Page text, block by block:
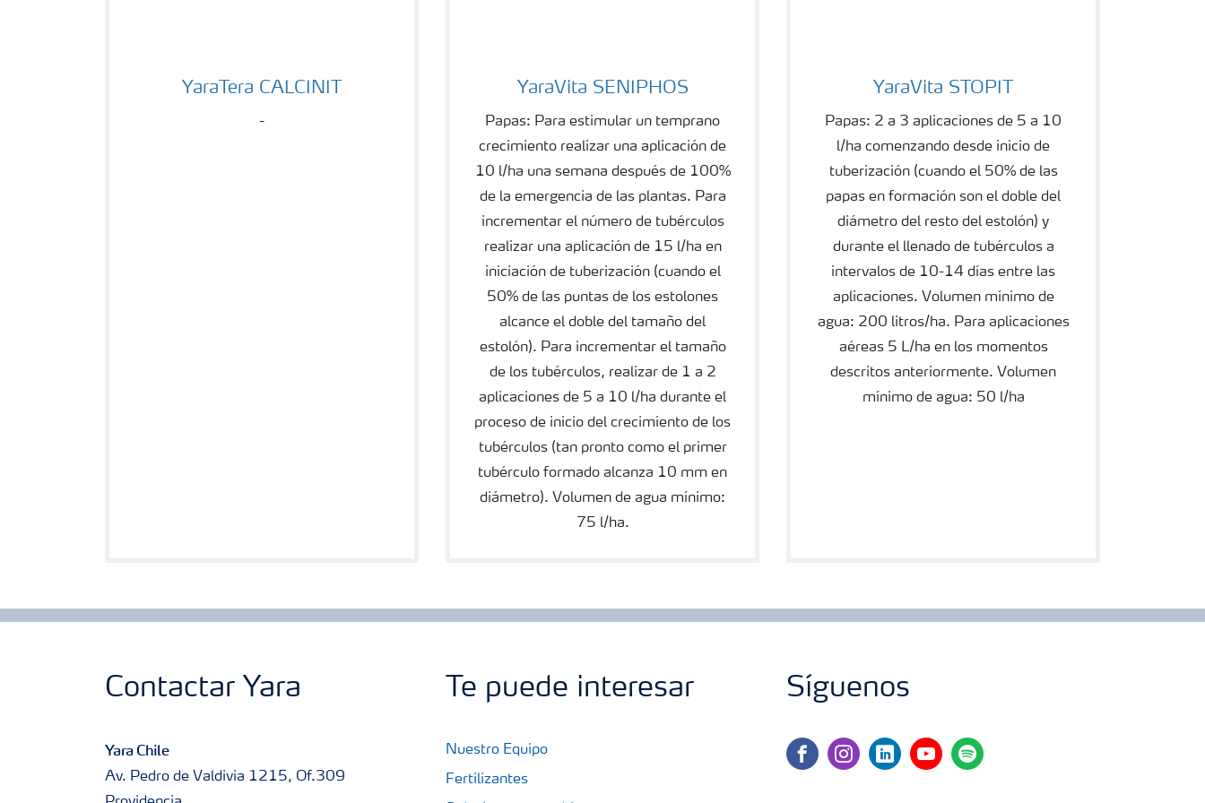
YaraTera CALCINIT
-
YaraVita SENIPHOS
Papas: Para estimular un temprano
crecimiento realizar una aplicación de
10 l/ha una semana después de 100%
de la emergencia de las plantas. Para
incrementar el número de tubérculos
realizar una aplicación de 15 l/ha en
iniciación de tuberización (cuando el
50% de las puntas de los estolones
alcance el doble del tamaño del
estolón). Para incrementar el tamaño
de los tubérculos, realizar de 1 a 2
aplicaciones de 5 a 10 l/ha durante el
proceso de inicio del crecimiento de los
tubérculos (tan pronto como el primer
tubérculo formado alcanza 10 mm en
diámetro). Volumen de agua mínimo:
75 l/ha.
YaraVita STOPIT
Papas: 2 a 3 aplicaciones de 5 a 10
l/ha comenzando desde inicio de
tuberización (cuando el 50% de las
papas en formación son el doble del
diámetro del resto del estolón) y
durante el llenado de tubérculos a
intervalos de 10-14 días entre las
aplicaciones. Volumen mínimo de
agua: 200 litros/ha. Para aplicaciones
aéreas 5 L/ha en los momentos
descritos anteriormente. Volumen
mínimo de agua: 50 l/ha
Contactar Yara
Yara Chile
Av. Pedro de Valdivia 1215, Of.309
Te puede interesar
Nuestro Equipo
Fertilizantes
Síguenos
facebookinstagramlinkedinyoutubespotify